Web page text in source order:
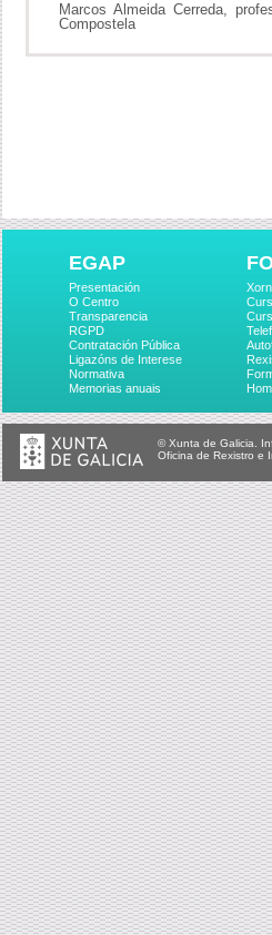
Marcos Almeida Cerreda,
Compostela
EGAP
Presentación
O Centro
Transparencia
RGPD
Contratación Pública
Ligazóns de Interese
Normativa
Memorias anuais
© Xunta de Galicia.
Oficina de Rexistro e